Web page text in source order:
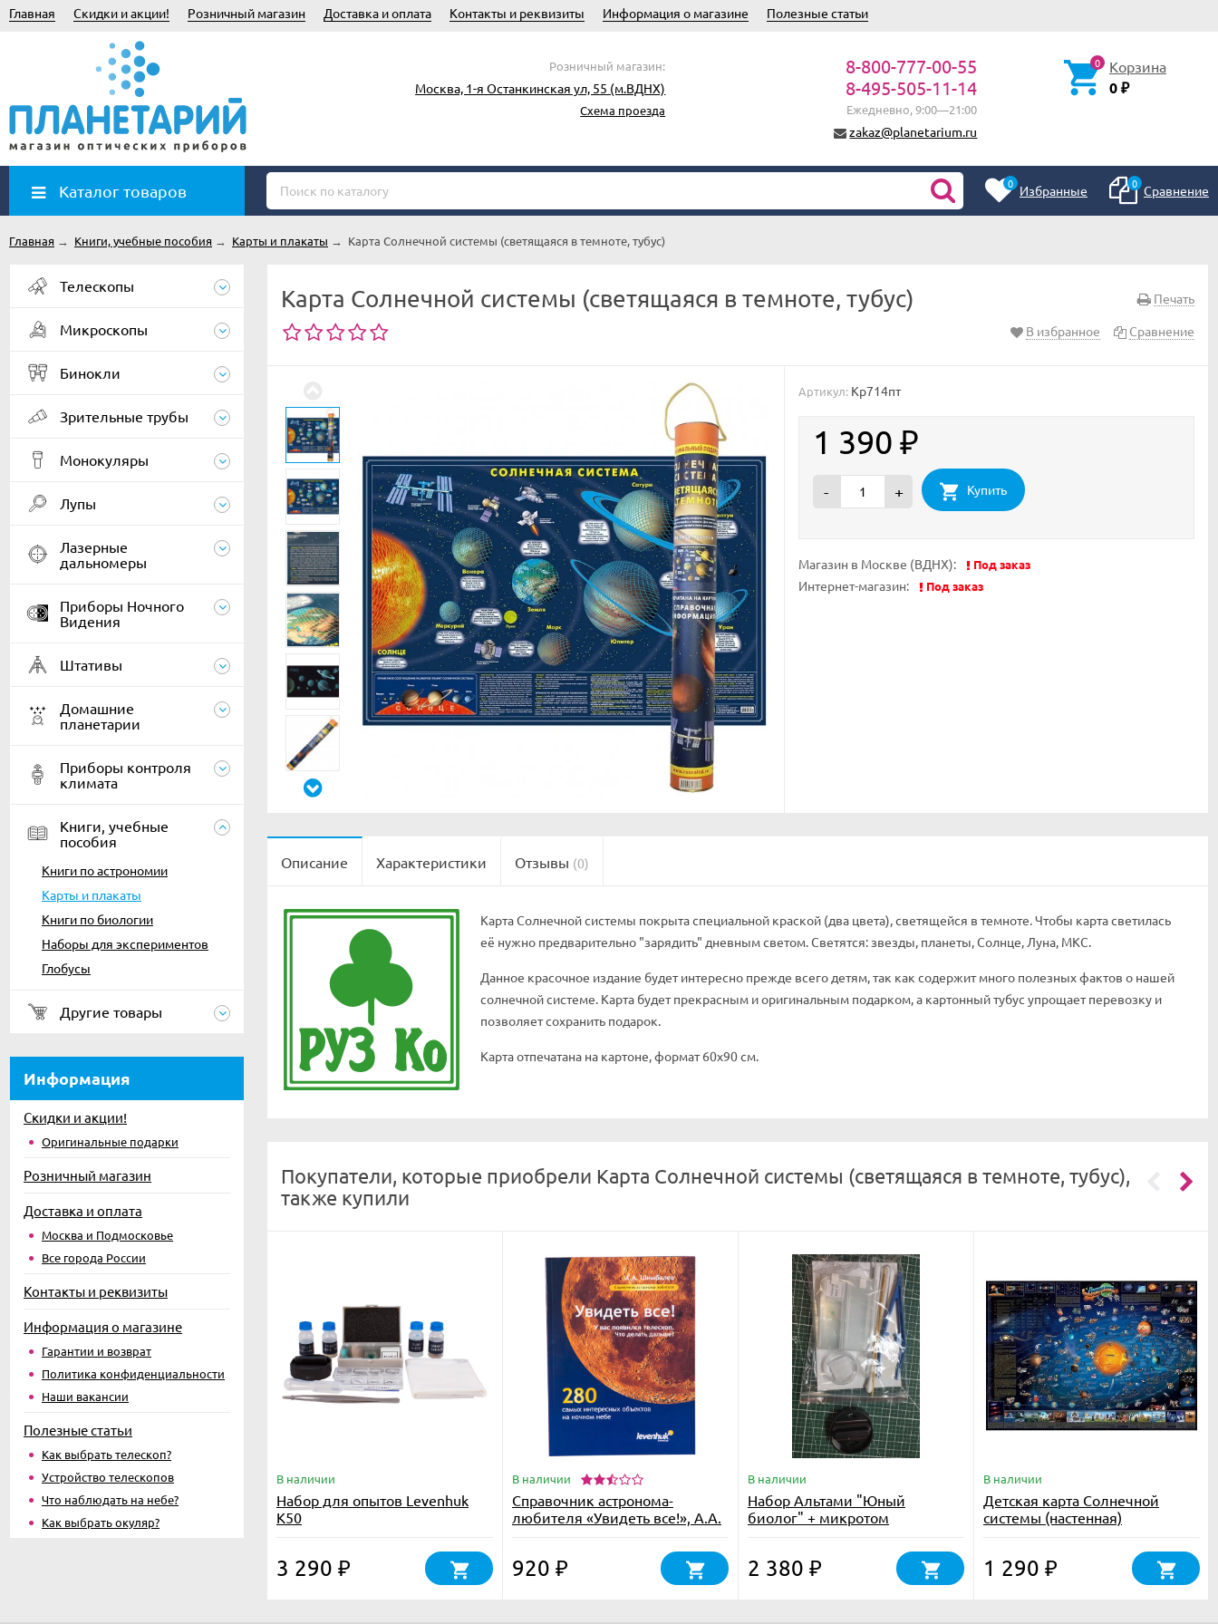
Главная Скидки и акции! Розничный магазин Доставка и оплата Контакты и реквизиты Информация о магазине Полезные статьи
Розничный магазин:
Москва, 1-я Останкинская ул, 55 (м.ВДНХ)
Схема проезда
8-800-777-00-55
8-495-505-11-14
Ежедневно, 9:00—21:00
zakaz@planetarium.ru
0 Корзина
0 ₽
Каталог товаров 0 Избранные 0 Сравнение
Главная → Книги, учебные пособия → Карты и плакаты → Карта Солнечной системы (светящаяся в темноте, тубус)
Телескопы
Микроскопы
Бинокли
Зрительные трубы
Монокуляры
Лупы
Лазерные
дальномеры
Приборы Ночного
Видения
Штативы
Домашние
планетарии
Приборы контроля
климата
Книги, учебные
пособия
Книги по астрономии
Карты и плакаты
Книги по биологии
Наборы для экспериментов
Глобусы
Другие товары
Информация
Скидки и акции!
Оригинальные подарки
Розничный магазин
Доставка и оплата
Москва и Подмосковье
Все города России
Контакты и реквизиты
Информация о магазине
Гарантии и возврат
Политика конфиденциальности
Наши вакансии
Полезные статьи
Как выбрать телескоп?
Устройство телескопов
Что наблюдать на небе?
Как выбрать окуляр?
Печать
Карта Солнечной системы (светящаяся в темноте, тубус)
В избранное Сравнение
Артикул: Кр714пт
1 390 ₽
- + Купить
Магазин в Москве (ВДНХ): Под заказ
Интернет-магазин: Под заказ
Описание Характеристики Отзывы (0)
Карта Солнечной системы покрыта специальной краской (два цвета), светящейся в темноте. Чтобы карта светилась
её нужно предварительно "зарядить" дневным светом. Светятся: звезды, планеты, Солнце, Луна, МКС.
Данное красочное издание будет интересно прежде всего детям, так как содержит много полезных фактов о нашей
солнечной системе. Карта будет прекрасным и оригинальным подарком, а картонный тубус упрощает перевозку и
позволяет сохранить подарок.
Карта отпечатана на картоне, формат 60x90 см.
Покупатели, которые приобрели Карта Солнечной системы (светящаяся в темноте, тубус),
также купили
В наличии
Набор для опытов Levenhuk
K50
3 290 ₽
В наличии
Справочник астронома-
любителя «Увидеть все!», А.А.
920 ₽
В наличии
Набор Альтами "Юный
биолог" + микротом
2 380 ₽
В наличии
Детская карта Солнечной
системы (настенная)
1 290 ₽